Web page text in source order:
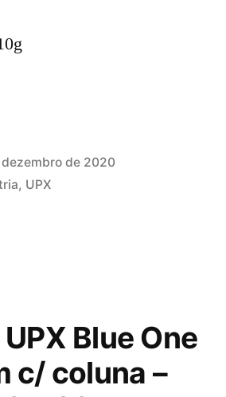
de 2020
, UPX
Blue One
c/ coluna –